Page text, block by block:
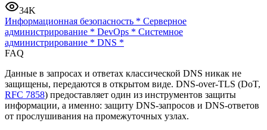
34K
Информационная безопасность * Серверное
администрирование * DevOps * Системное
администрирование * DNS *
FAQ
Данные в запросах и ответах классической DNS никак не
защищены, передаются в открытом виде. DNS-over-TLS (DoT,
RFC 7858) предоставляет один из инструментов защиты
информации, а именно: защиту DNS-запросов и DNS-ответов
от прослушивания на промежуточных узлах.